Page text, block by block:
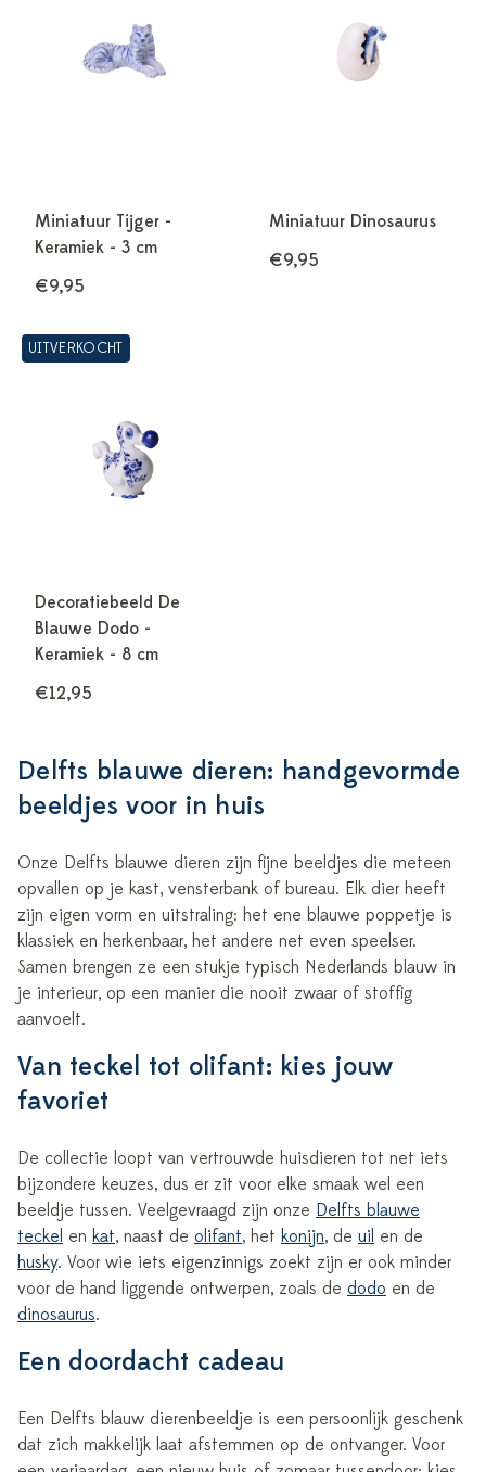
Miniatuur Tijger -
Keramiek - 3 cm
€9,95
Miniatuur Dinosaurus
€9,95
UITVERKOCHT
Decoratiebeeld De
Blauwe Dodo -
Keramiek - 8 cm
€12,95
Delfts blauwe dieren: handgevormde
beeldjes voor in huis
Onze Delfts blauwe dieren zijn fijne beeldjes die meteen
opvallen op je kast, vensterbank of bureau. Elk dier heeft
zijn eigen vorm en uitstraling: het ene blauwe poppetje is
klassiek en herkenbaar, het andere net even speelser.
Samen brengen ze een stukje typisch Nederlands blauw in
je interieur, op een manier die nooit zwaar of stoffig
aanvoelt.
Van teckel tot olifant: kies jouw
favoriet
De collectie loopt van vertrouwde huisdieren tot net iets
bijzondere keuzes, dus er zit voor elke smaak wel een
beeldje tussen. Veelgevraagd zijn onze Delfts blauwe
teckel en kat, naast de olifant, het konijn, de uil en de
husky. Voor wie iets eigenzinnigs zoekt zijn er ook minder
voor de hand liggende ontwerpen, zoals de dodo en de
dinosaurus.
Een doordacht cadeau
Een Delfts blauw dierenbeeldje is een persoonlijk geschenk
dat zich makkelijk laat afstemmen op de ontvanger. Voor